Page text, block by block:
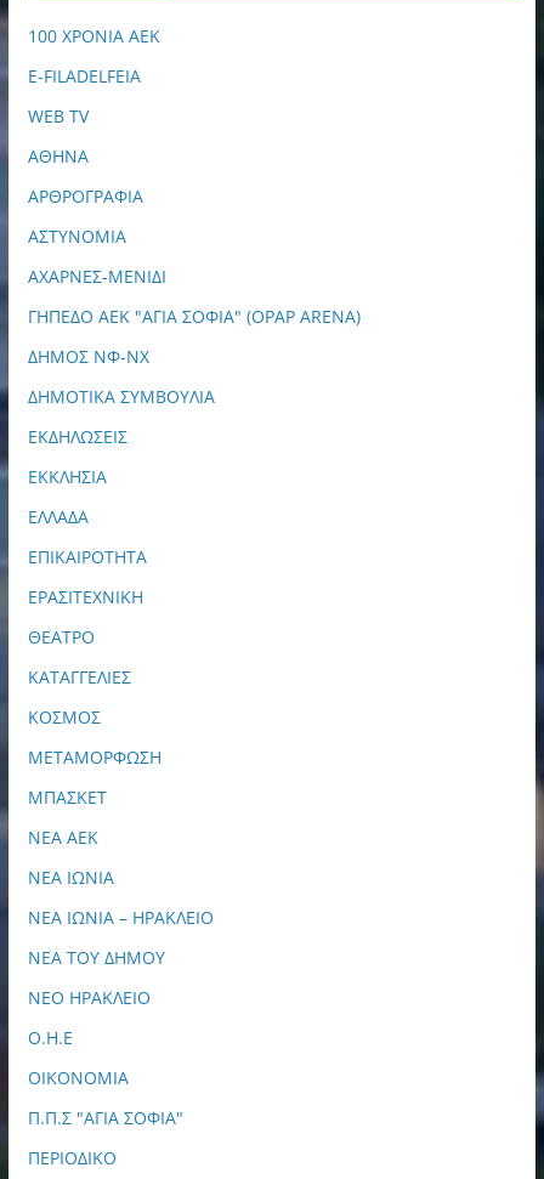
100 ΧΡΟΝΙΑ ΑΕΚ
E-FILADELFEIA
WEB TV
ΑΘΗΝΑ
ΑΡΘΡΟΓΡΑΦΙΑ
ΑΣΤΥΝΟΜΙΑ
ΑΧΑΡΝΕΣ-ΜΕΝΙΔΙ
ΓΗΠΕΔΟ ΑΕΚ "ΑΓΙΑ ΣΟΦΙΑ" (OPAP ARENA)
ΔΗΜΟΣ ΝΦ-ΝΧ
ΔΗΜΟΤΙΚΑ ΣΥΜΒΟΥΛΙΑ
ΕΚΔΗΛΩΣΕΙΣ
ΕΚΚΛΗΣΙΑ
ΕΛΛΑΔΑ
ΕΠΙΚΑΙΡΟΤΗΤΑ
ΕΡΑΣΙΤΕΧΝΙΚΗ
ΘΕΑΤΡΟ
ΚΑΤΑΓΓΕΛΙΕΣ
ΚΟΣΜΟΣ
ΜΕΤΑΜΟΡΦΩΣΗ
ΜΠΑΣΚΕΤ
ΝΕΑ ΑΕΚ
ΝΕΑ ΙΩΝΙΑ
ΝΕΑ ΙΩΝΙΑ – ΗΡΑΚΛΕΙΟ
ΝΕΑ ΤΟΥ ΔΗΜΟΥ
ΝΕΟ ΗΡΑΚΛΕΙΟ
Ο.Η.Ε
ΟΙΚΟΝΟΜΙΑ
Π.Π.Σ "ΑΓΙΑ ΣΟΦΙΑ"
ΠΕΡΙΟΔΙΚΟ